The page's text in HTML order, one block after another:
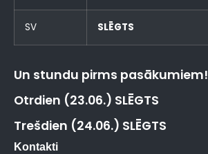
SV SLĒGTS
Un stundu pirms pasākumiem!
Otrdien (23.06.) SLĒGTS
Trešdien (24.06.) SLĒGTS
Kontakti